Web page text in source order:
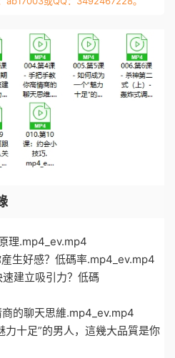
理.mp4_ev.mp4
生好感？低碼率.mp4_ev.mp4
建立吸引力？低碼
的聊天思維.mp4_ev.mp4
十足”的男人，這幾大品質是你